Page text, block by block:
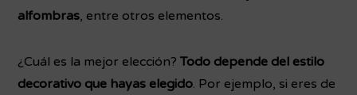
alfombras, entre otros elementos.
¿Cuál es la mejor elección?Todo depende del estilo
decorativo que hayas elegido. Por ejemplo, si eres de